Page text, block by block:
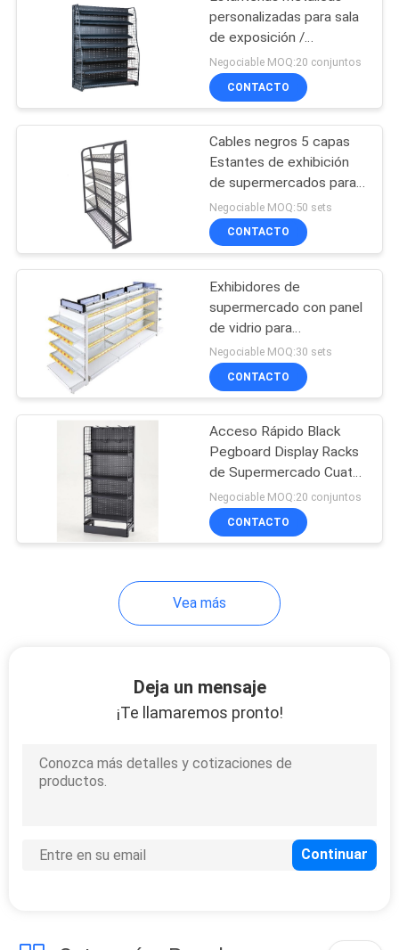
personalizadas para sala
de exposición /
Expositores minoristas
para tiendas
Negociable MOQ:20 conjuntos
CONTACTO
Cables negros 5 capas
Estantes de exhibición
de supermercados para
chicles
Negociable MOQ:50 sets
CONTACTO
Exhibidores de
supermercado con panel
de vidrio para
cosméticos / bebidas
Negociable MOQ:30 sets
CONTACTO
Acceso Rápido Black
Pegboard Display Racks
de Supermercado Cuatro
capas
Negociable MOQ:20 conjuntos
CONTACTO
Vea más
Deja un mensaje
¡Te llamaremos pronto!